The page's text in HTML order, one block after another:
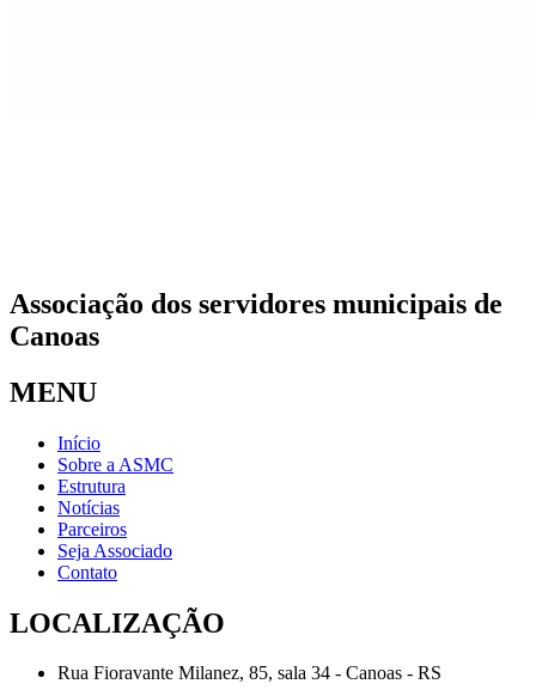
Associação dos servidores municipais de
Canoas
MENU
Início
Sobre a ASMC
Estrutura
Notícias
Parceiros
Seja Associado
Contato
LOCALIZAÇÃO
Rua Fioravante Milanez, 85, sala 34 - Canoas - RS